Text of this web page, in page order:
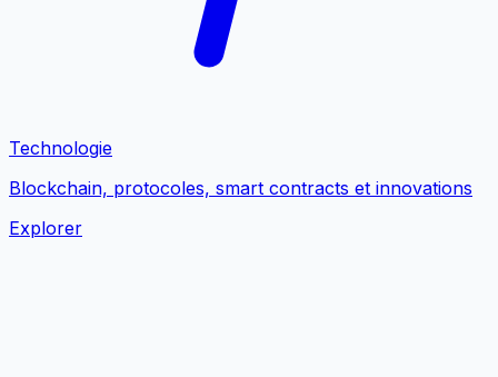
Technologie
Blockchain, protocoles, smart contracts et innovations
Explorer